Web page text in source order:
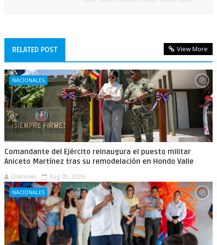
RELATED POST View More
NACIONALES
Comandante del Ejército reinaugura el puesto militar
Aniceto Martínez tras su remodelación en Hondo Valle
Unknown Aug 05, 2026
NACIONALES